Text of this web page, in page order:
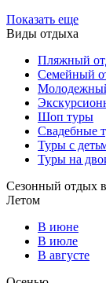
Показать еще
Виды отдыха
Пляжный
Семейный
Шоп туры
Свадебные
Туры с
Туры на
Сезонный отдых
Летом
В июне
В июле
В августе